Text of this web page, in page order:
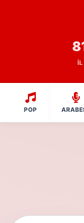
İL
POP